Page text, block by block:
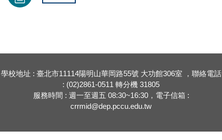
學校地址 : 臺北市11114陽明山華岡路55號 大功館306室 ，聯絡電話
: (02)2861-0511 轉分機 31805
服務時間 : 週一至週五 08:30~16:30，電子信箱 :
crrmid@dep.pccu.edu.tw